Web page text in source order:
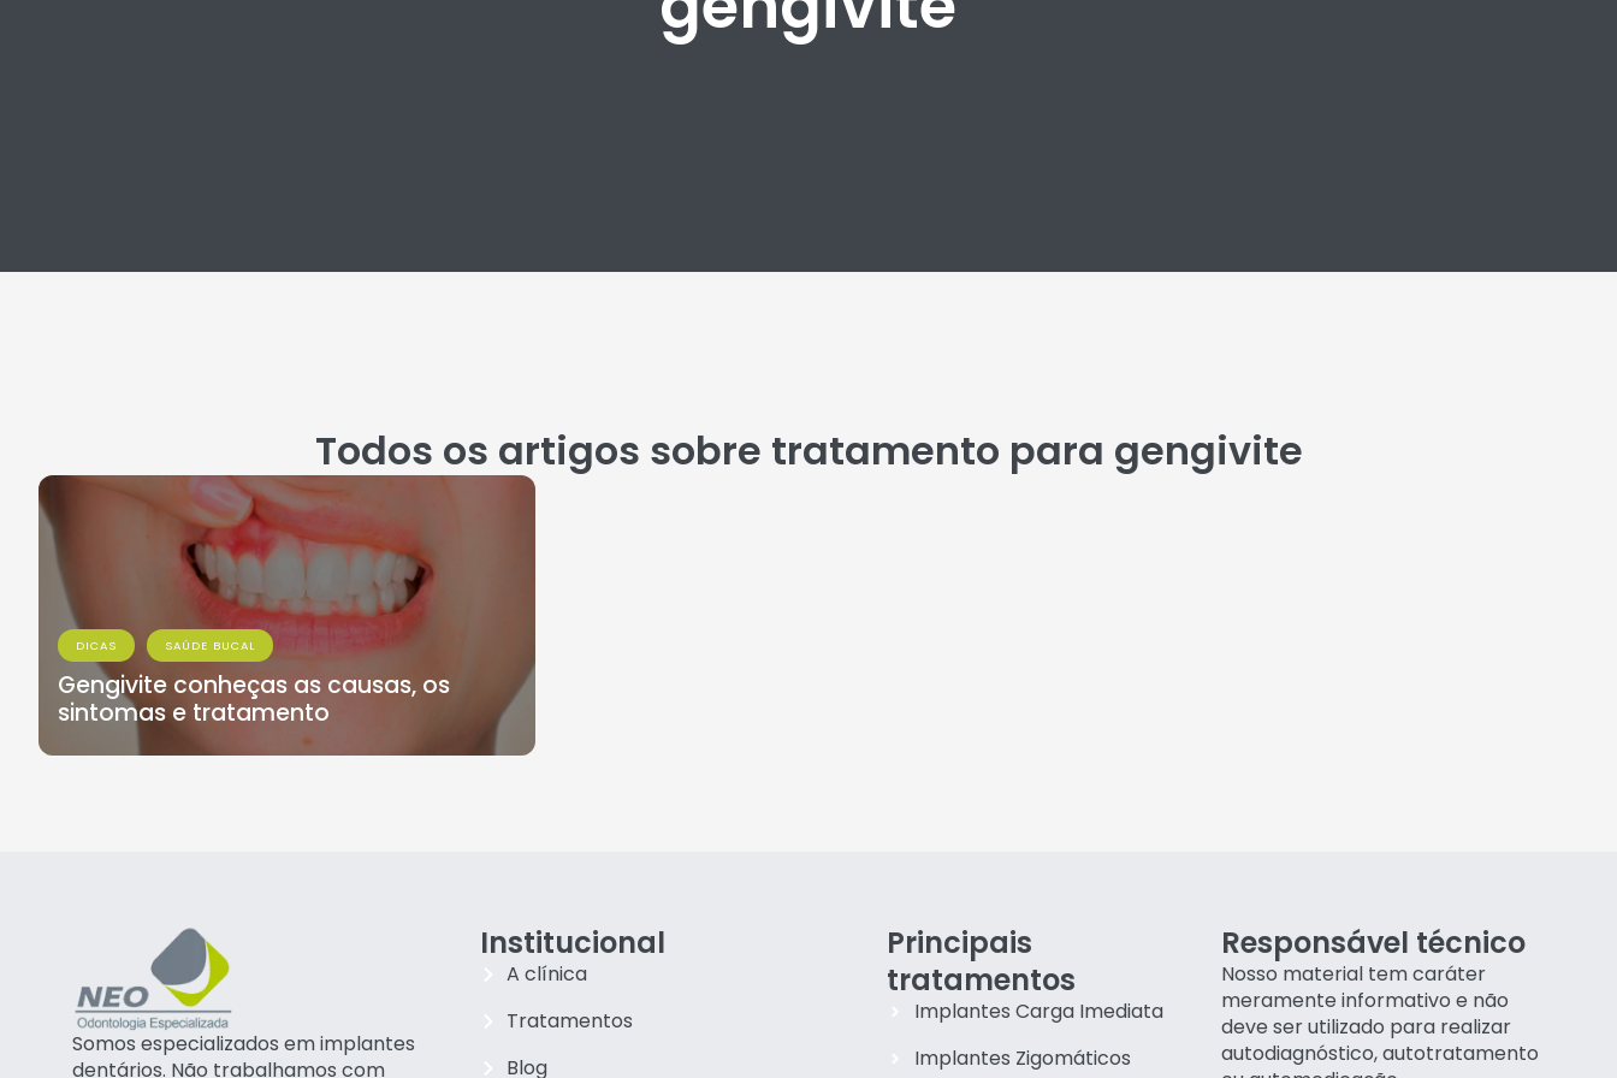
Todos os artigos sobre tratamento para gengivite
DICAS SAÚDE BUCAL
Gengivite conheças as causas, os
sintomas e tratamento
Somos especializados em implantes
dentários. Não trabalhamos com
Institucional
A clínica
Tratamentos
Blog
Principais
tratamentos
Implantes Carga Imediata
Implantes Zigomáticos
Responsável técnico
Nosso material tem caráter
meramente informativo e não
deve ser utilizado para realizar
autodiagnóstico, autotratamento